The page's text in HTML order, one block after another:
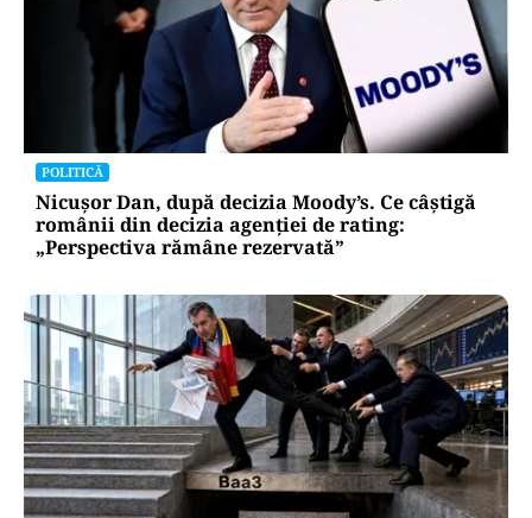
POLITICĂ
Nicușor Dan, după decizia Moody’s. Ce câștigă
românii din decizia agenției de rating:
„Perspectiva rămâne rezervată”